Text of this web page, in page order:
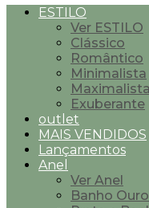
ESTILO
Ver ESTILO
Clássico
Romântico
Minimalista
Maximalista
Exuberante
outlet
MAIS VENDIDOS
Lançamentos
Anel
Ver Anel
Banho